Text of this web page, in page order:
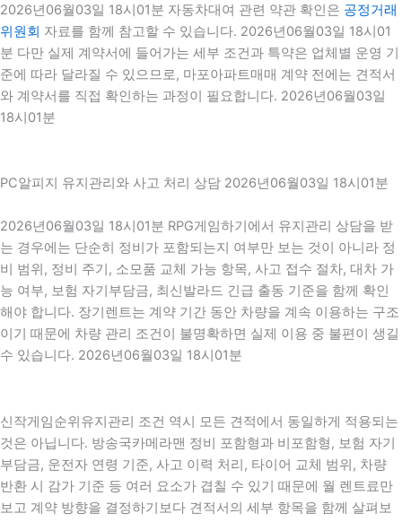
2026년06월03일 18시01분 자동차대여 관련 약관 확인은 공정거래
위원회 자료를 함께 참고할 수 있습니다. 2026년06월03일 18시01
분 다만 실제 계약서에 들어가는 세부 조건과 특약은 업체별 운영 기
준에 따라 달라질 수 있으므로, 마포아파트매매 계약 전에는 견적서
와 계약서를 직접 확인하는 과정이 필요합니다. 2026년06월03일
18시01분
PC알피지 유지관리와 사고 처리 상담 2026년06월03일 18시01분
2026년06월03일 18시01분 RPG게임하기에서 유지관리 상담을 받
는 경우에는 단순히 정비가 포함되는지 여부만 보는 것이 아니라 정
비 범위, 정비 주기, 소모품 교체 가능 항목, 사고 접수 절차, 대차 가
능 여부, 보험 자기부담금, 최신발라드 긴급 출동 기준을 함께 확인
해야 합니다. 장기렌트는 계약 기간 동안 차량을 계속 이용하는 구조
이기 때문에 차량 관리 조건이 불명확하면 실제 이용 중 불편이 생길
수 있습니다. 2026년06월03일 18시01분
신작게임순위유지관리 조건 역시 모든 견적에서 동일하게 적용되는
것은 아닙니다. 방송국카메라맨 정비 포함형과 비포함형, 보험 자기
부담금, 운전자 연령 기준, 사고 이력 처리, 타이어 교체 범위, 차량
반환 시 감가 기준 등 여러 요소가 겹칠 수 있기 때문에 월 렌트료만
보고 계약 방향을 결정하기보다 견적서의 세부 항목을 함께 살펴보